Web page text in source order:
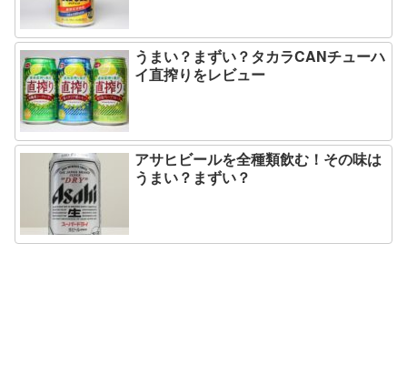
うまい？まずい？タカラCANチューハ
イ直搾りをレビュー
アサヒビールを全種類飲む！その味は
うまい？まずい？